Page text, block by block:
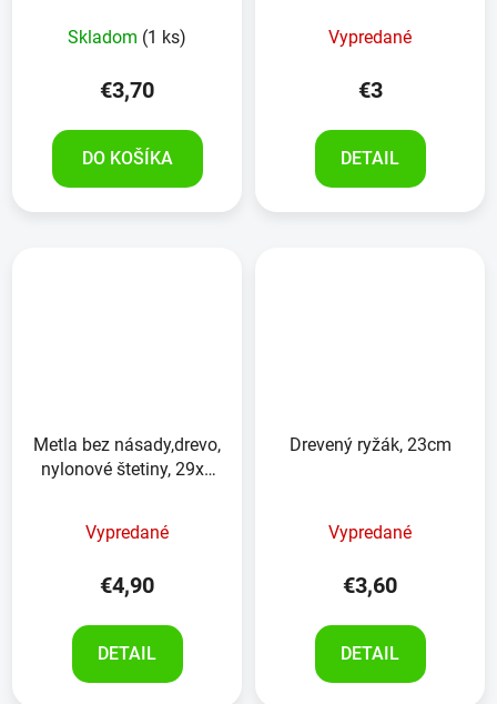
Skladom (1 ks)
€3,70
DO KOŠÍKA
Vypredané
€3
DETAIL
Metla bez násady,drevo,
nylonové štetiny, 29x5
Vypredané
€4,90
DETAIL
Drevený ryžák, 23cm
Vypredané
€3,60
DETAIL